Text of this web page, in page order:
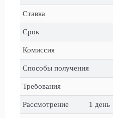
Ставка
Срок
Комиссия
Способы получения
Требования
Рассмотрение 1 день